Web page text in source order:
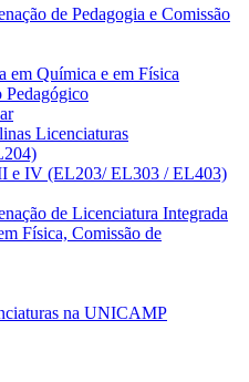
de Pedagogia e Comissão
em Química e em Física
Pedagógico
Licenciaturas
e IV (EL203/ EL303 / EL403)
de Licenciatura Integrada
Física, Comissão de
na UNICAMP